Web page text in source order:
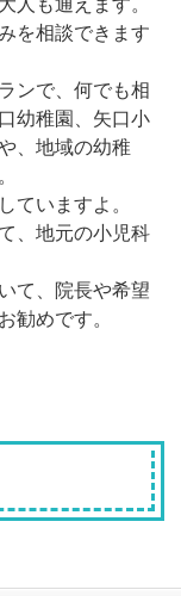
を相談できます
ンで、何でも相
幼稚園、矢口小
、地域の幼稚
ていますよ。
、地元の小児科
て、院長や希望
勧めです。